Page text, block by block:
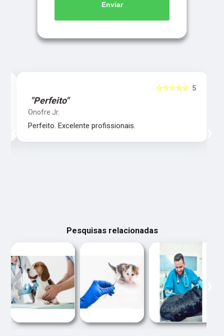
Enviar
5
☆☆☆☆☆
"Perfeito"
Onofre Jr.
Perfeito. Excelente profissionais.
‹
Pesquisas relacionadas
‹